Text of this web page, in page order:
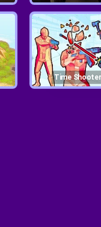
Time